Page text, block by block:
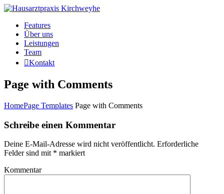
Features
Über uns
Leistungen
Team
Kontakt
Page with Comments
HomePage Templates Page with Comments
Schreibe einen Kommentar
Deine E-Mail-Adresse wird nicht veröffentlicht. Erforderliche
Felder sind mit * markiert
Kommentar